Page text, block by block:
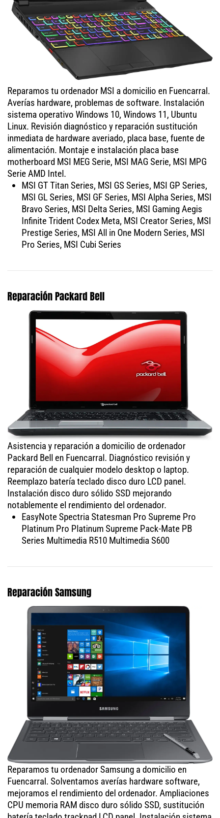
Reparamos tu ordenador MSI a domicilio en Fuencarral.
Averías hardware, problemas de software. Instalación
sistema operativo Windows 10, Windows 11, Ubuntu
Linux. Revisión diagnóstico y reparación sustitución
inmediata de hardware averiado, placa base, fuente de
alimentación. Montaje e instalación placa base
motherboard MSI MEG Serie, MSI MAG Serie, MSI MPG
Serie AMD Intel.
MSI GT Titan Series, MSI GS Series, MSI GP Series,
MSI GL Series, MSI GF Series, MSI Alpha Series, MSI
Bravo Series, MSI Delta Series, MSI Gaming Aegis
Infinite Trident Codex Meta, MSI Creator Series, MSI
Prestige Series, MSI All in One Modern Series, MSI
Pro Series, MSI Cubi Series
Reparación Packard Bell
Asistencia y reparación a domicilio de ordenador
Packard Bell en Fuencarral. Diagnóstico revisión y
reparación de cualquier modelo desktop o laptop.
Reemplazo batería teclado disco duro LCD panel.
Instalación disco duro sólido SSD mejorando
notablemente el rendimiento del ordenador.
EasyNote Spectria Statesman Pro Supreme Pro
Platinum Pro Platinum Supreme Pack-Mate PB
Series Multimedia R510 Multimedia S600
Reparación Samsung
Reparamos tu ordenador Samsung a domicilio en
Fuencarral. Solventamos averías hardware software,
mejoramos el rendimiento del ordenador. Ampliaciones
CPU memoria RAM disco duro sólido SSD, sustitución